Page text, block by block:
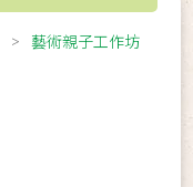
藝術親子工作坊